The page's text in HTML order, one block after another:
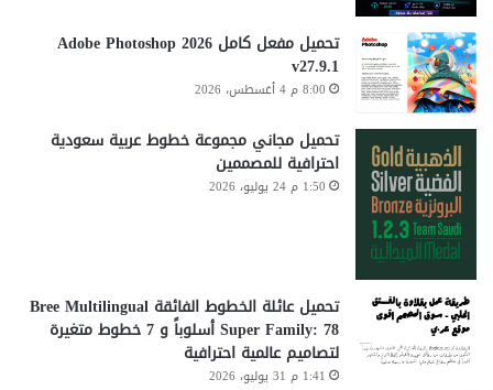
تحميل مفعل كامل Adobe Photoshop 2026
v27.9.1
8:00 م 4 أغسطس، 2026
تحميل مجاني مجموعة خطوط عربية سعودية
احترافية للمصممين
1:50 م 24 يوليو، 2026
تحميل عائلة الخطوط الفائقة Bree Multilingual
Super Family: 78 أسلوباً و 7 خطوط متغيرة
لتصاميم عالمية احترافية
1:41 م 31 يوليو، 2026